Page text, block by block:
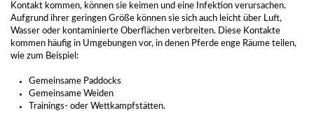
Kontakt kommen, können sie keimen und eine Infektion verursachen.
Aufgrund ihrer geringen Größe können sie sich auch leicht über Luft,
Wasser oder kontaminierte Oberflächen verbreiten. Diese Kontakte
kommen häufig in Umgebungen vor, in denen Pferde enge Räume teilen,
wie zum Beispiel:
Gemeinsame Paddocks
Gemeinsame Weiden
Trainings- oder Wettkampfstätten.